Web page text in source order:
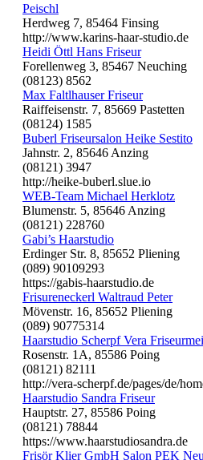
Peischl
Herdweg 7, 85464 Finsing
http://www.karins-haar-studio.de
Heidi Öttl Hans Friseur
Forellenweg 3, 85467 Neuching
(08123) 8562
Max Faltlhauser Friseur
Raiffeisenstr. 7, 85669 Pastetten
(08124) 1585
Buberl Friseursalon Heike Sestito
Jahnstr. 2, 85646 Anzing
(08121) 3947
http://heike-buberl.slue.io
WEB-Team Michael Herklotz
Blumenstr. 5, 85646 Anzing
(08121) 228760
Gabi’s Haarstudio
Erdinger Str. 8, 85652 Pliening
(089) 90109293
https://gabis-haarstudio.de
Frisureneckerl Waltraud Peter
Mövenstr. 16, 85652 Pliening
(089) 90775314
Haarstudio Scherpf Vera
Rosenstr. 1A, 85586 Poing
(08121) 82111
http://vera-scherpf.de/pages/de/
Haarstudio Sandra Friseur
Hauptstr. 27, 85586 Poing
(08121) 78844
https://www.haarstudiosandra.de
Frisör Klier GmbH Salon PEK